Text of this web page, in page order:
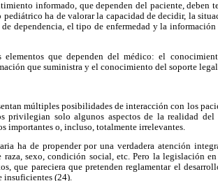
informado, que dependen del paciente, deben
ha de valorar la capacidad de decidir, la
dependencia, el tipo de enfermedad y la
elementos que dependen del médico: el
que suministra y el conocimiento del soporte legal
múltiples posibilidades de interacción con los
privilegian solo algunos aspectos de la realidad del
importantes o, incluso, totalmente irrelevantes.
ha de propender por una verdadera atención
sexo, condición social, etc. Pero la legislación
que pareciera que pretenden reglamentar el
insuficientes (24).